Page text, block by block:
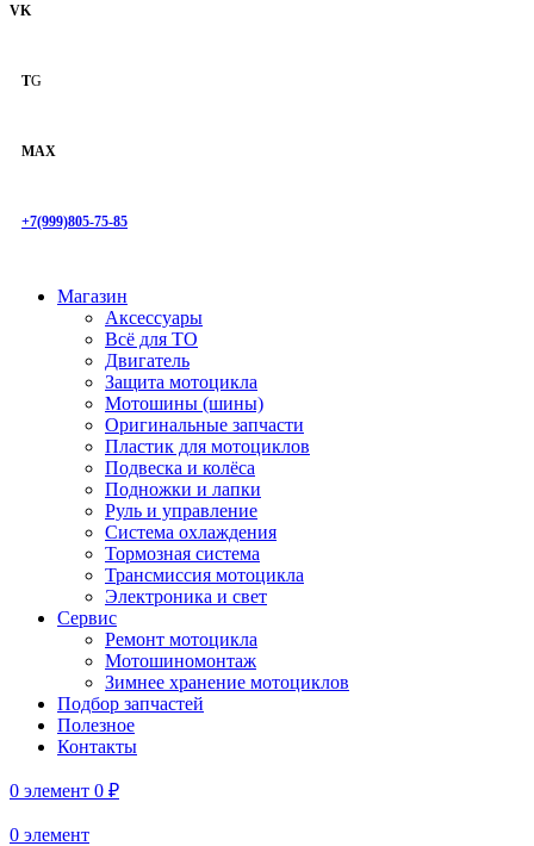
VK
TG
MAX
+7(999)805-75-85
Магазин
Аксессуары
Всё для ТО
Двигатель
Защита мотоцикла
Мотошины (шины)
Оригинальные запчасти
Пластик для мотоциклов
Подвеска и колёса
Подножки и лапки
Руль и управление
Система охлаждения
Тормозная система
Трансмиссия мотоцикла
Электроника и свет
Сервис
Ремонт мотоцикла
Мотошиномонтаж
Зимнее хранение мотоциклов
Подбор запчастей
Полезное
Контакты
0 элемент 0 ₽
0 элемент